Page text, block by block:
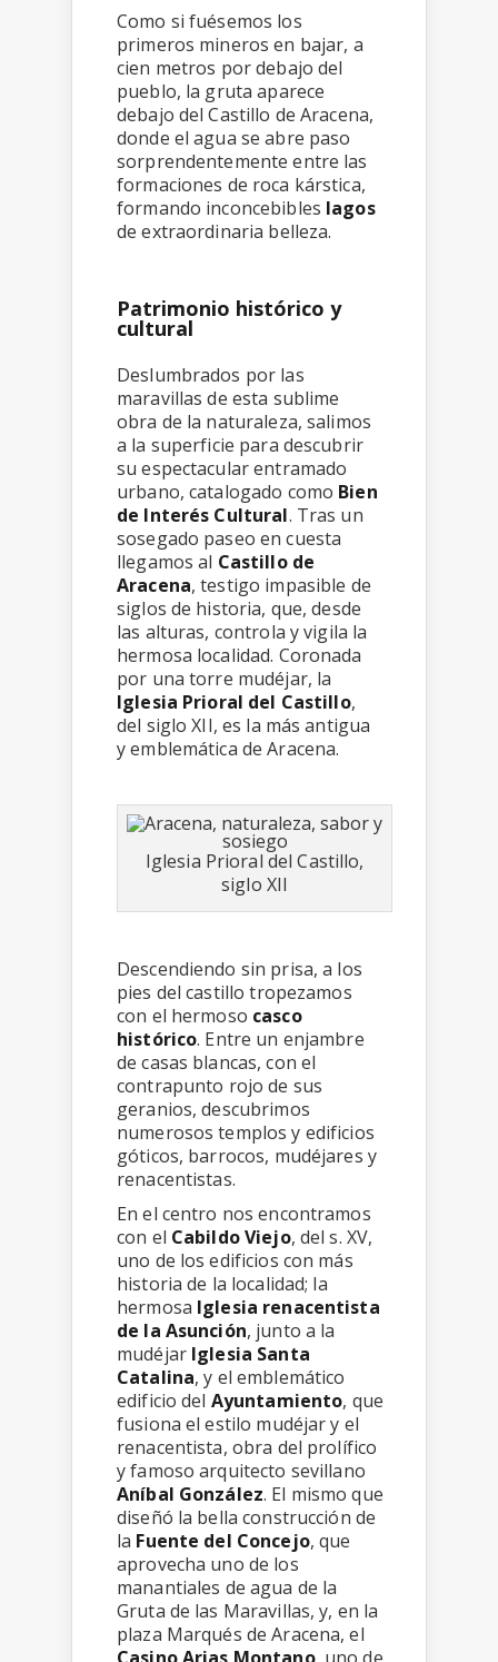
Como si fuésemos los
primeros mineros en bajar, a
cien metros por debajo del
pueblo, la gruta aparece
debajo del Castillo de Aracena,
donde el agua se abre paso
sorprendentemente entre las
formaciones de roca kárstica,
formando inconcebibles lagos
de extraordinaria belleza.
Patrimonio histórico y
cultural
Deslumbrados por las
maravillas de esta sublime
obra de la naturaleza, salimos
a la superficie para descubrir
su espectacular entramado
urbano, catalogado como Bien
de Interés Cultural. Tras un
sosegado paseo en cuesta
llegamos al Castillo de
Aracena, testigo impasible de
siglos de historia, que, desde
las alturas, controla y vigila la
hermosa localidad. Coronada
por una torre mudéjar, la
Iglesia Prioral del Castillo,
del siglo XII, es la más antigua
y emblemática de Aracena.
Iglesia Prioral del Castillo,
siglo XII
Descendiendo sin prisa, a los
pies del castillo tropezamos
con el hermoso casco
histórico. Entre un enjambre
de casas blancas, con el
contrapunto rojo de sus
geranios, descubrimos
numerosos templos y edificios
góticos, barrocos, mudéjares y
renacentistas.
En el centro nos encontramos
con el Cabildo Viejo, del s. XV,
uno de los edificios con más
historia de la localidad; la
hermosa Iglesia renacentista
de la Asunción, junto a la
mudéjar Iglesia Santa
Catalina, y el emblemático
edificio del Ayuntamiento, que
fusiona el estilo mudéjar y el
renacentista, obra del prolífico
y famoso arquitecto sevillano
Aníbal González. El mismo que
diseñó la bella construcción de
la Fuente del Concejo, que
aprovecha uno de los
manantiales de agua de la
Gruta de las Maravillas, y, en la
plaza Marqués de Aracena, el